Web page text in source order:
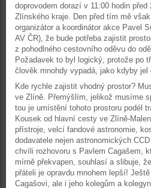
doprovodem dorazí v 11:00 hodin
Zlínského kraje. Den před tím mě
organizátor a koordinátor akce Pavel
AV ČR), že bude potřeba zajistit
z pohodlného cestovního oděvu do
Požadavek to byl logický, protože po
člověk mnohdy vypadá, jako kdyby jel
Kde rychle zajistit vhodný prostor?
ve Zlíně. Přemýšlím, jelikož musíme
tou je umístění tohoto prostoru podél
Kousek od hlavní cesty ve Zlíně-
přístroje, velcí fandové astronomie,
dodavatele nejen astronomických
chvíli rozhovoru s Pavlem Cagašem,
mírně překvapen, souhlasí a slibuje,
přáteli je opravdu mnohem lepší!
Cagašovi, ale i jeho kolegům a